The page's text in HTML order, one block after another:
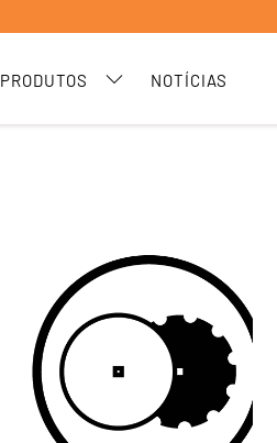
PRODUTOS NOTÍCIAS